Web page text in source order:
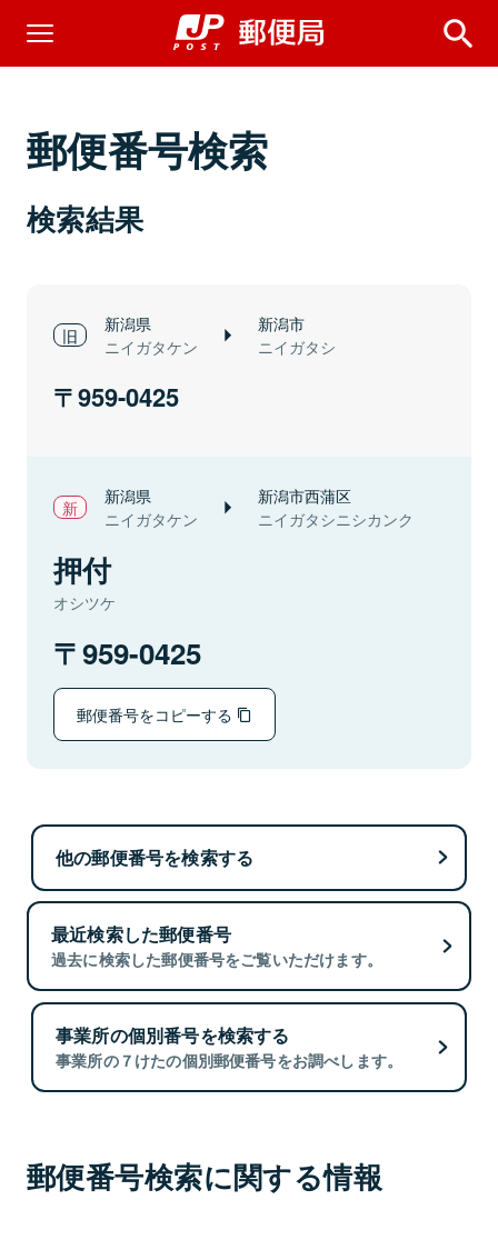
郵便番号検索
検索結果
新潟県
ニイガタケン
新潟市
ニイガタシ
959-0425
新潟県
ニイガタケン
新潟市西蒲区
ニイガタシニシカンク
押付
オシツケ
959-0425
郵便番号をコピーする
他の郵便番号を検索する
最近検索した郵便番号
過去に検索した郵便番号をご覧いただけます。
事業所の個別番号を検索する
事業所の７けたの個別郵便番号をお調べします。
郵便番号検索に関する情報